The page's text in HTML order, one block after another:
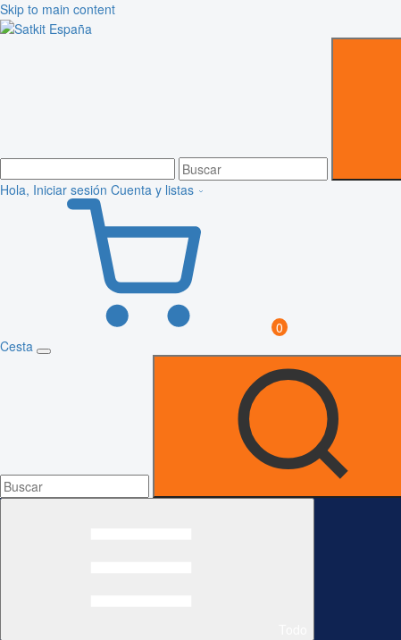
Skip to main content
Hola, Iniciar sesión Cuenta y listas
0
Cesta